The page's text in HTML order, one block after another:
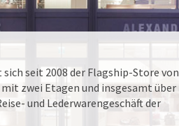
seit 2008 der Flagship-Store von
mit zwei Etagen und insgesamt über
und Lederwarengeschäft der